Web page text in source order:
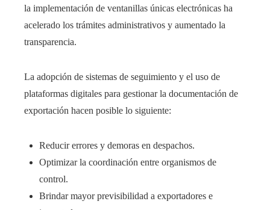
la implementación de ventanillas únicas electrónicas ha
acelerado los trámites administrativos y aumentado la
transparencia.
La adopción de sistemas de seguimiento y el uso de
plataformas digitales para gestionar la documentación de
exportación hacen posible lo siguiente:
Reducir errores y demoras en despachos.
Optimizar la coordinación entre organismos de
control.
Brindar mayor previsibilidad a exportadores e